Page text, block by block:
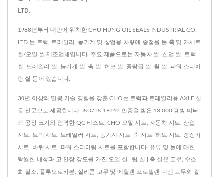
LTD.
1988년부터 대만에 위치한 CHU HUNG OIL SEALS INDUSTRIAL CO.,
LTD.는 트럭, 트레일러, 농기계 및 상업용 차량에 중점을 둔 축 및 카세트
씰/오일 씰 제조업체입니다. 주요 제품으로는 자동차 씰, 산업 씰, 트럭
씰, 트레일러 씰, 농기계 씰, 축 씰, 허브 씰, 중량급 씰, 휠 씰, 파워 스티어
링 씰 등이 있습니다.
30년 이상의 밀봉 기술 경험을 갖춘 CHO는 트럭과 트레일러용 AXLE 실
을 전문으로 제공합니다. ISO/TS 16949 인증을 받은 13,000 평방 미터
의 공장 크기와 엄격한 QC 테스트, CHO 오일 시트, 자동차 시트, 산업
시트, 트럭 시트, 트레일러 시트, 농기계 시트, 축 시트, 허브 시트, 중장비
시트, 바퀴 시트, 파워 스티어링 시트를 포함합니다. 유류 및 물에 대한
탁월한 내성과 고 인장 강도를 가진 오일 실 | 립 실 | 축 실은 고무, 수소
화 질소, 플루오로카본, 실리콘 고무 및 에틸렌 프로필렌 디엔 고무와 같